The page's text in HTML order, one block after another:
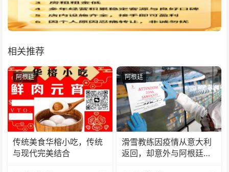
相关推荐
阿根廷
传统美食华榕小吃，传统
与现代完美结合
阿根廷
滑雪教练因疫情从意大利
返回，却意外与阿根廷首